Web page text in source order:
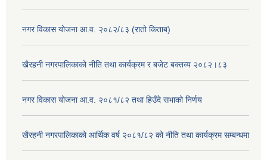
नगर विकास योजना आ.व. २०८२/८३ (रातो किताब)
खैरहनी नगरपालिकाको नीति तथा कार्यक्रम र बजेट बक्तव्य २०८२।८३
नगर विकास योजना आ.व. २०८१/८२ तथा हिउँदे सभाको निर्णय
खैरहनी नगरपालिकाको आर्थिक वर्ष २०८१/८२ को नीति तथा कार्यक्रम सम्बन्धमा